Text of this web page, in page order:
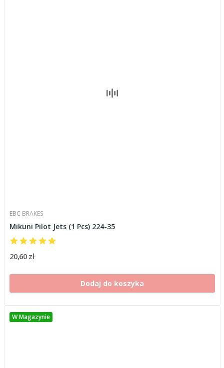
EBC BRAKES
Mikuni Pilot Jets (1 Pcs) 224-35
20,60 zł
Dodaj do koszyka
W Magazynie